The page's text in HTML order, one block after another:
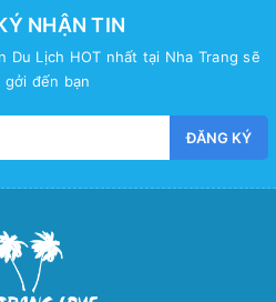
NHẬN TIN
Du Lịch HOT nhất tại Nha Trang sẽ
gởi đến bạn
ĐĂNG KÝ